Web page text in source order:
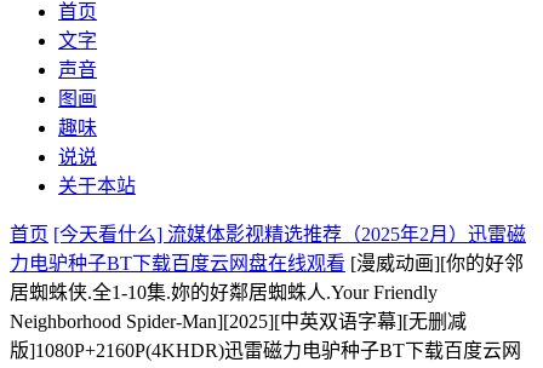
首页
文字
声音
图画
趣味
说说
关于本站
首页 [今天看什么] 流媒体影视精选推荐（2025年2月）迅雷磁
力电驴种子BT下载百度云网盘在线观看 [漫威动画][你的好邻
居蜘蛛侠.全1-10集.妳的好鄰居蜘蛛人.Your Friendly
Neighborhood Spider-Man][2025][中英双语字幕][无删减
版]1080P+2160P(4KHDR)迅雷磁力电驴种子BT下载百度云网